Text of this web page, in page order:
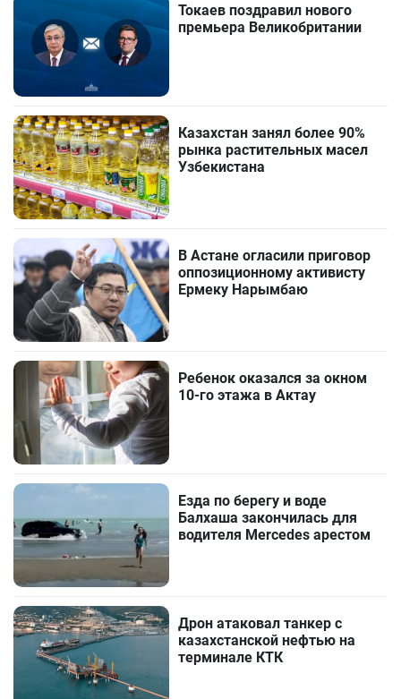
Токаев поздравил нового
премьера Великобритании
Казахстан занял более 90%
рынка растительных масел
Узбекистана
В Астане огласили приговор
оппозиционному активисту
Ермеку Нарымбаю
Ребенок оказался за окном
10-го этажа в Актау
Езда по берегу и воде
Балхаша закончилась для
водителя Mercedes арестом
Дрон атаковал танкер с
казахстанской нефтью на
терминале КТК